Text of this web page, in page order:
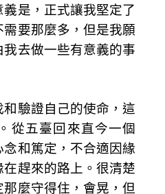
是，正式讓我堅定了
要那麼多，但是我願
去做一些有意義的事
驗證自己的使命，這
從五臺回來直今一個
和篤定，不合適因緣
趕來的路上。很清楚
麼守得住，會晃，但